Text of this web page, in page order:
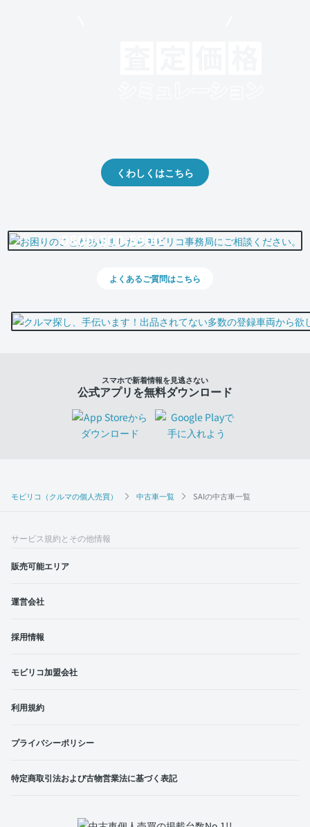
モビリコ（クルマの個人売買） 中古車一覧 SAIの中古車一覧
くわしくはこちら
0800-500-5500
よくあるご質問はこちら
スマホで新着情報を見逃さない
公式アプリを無料ダウンロード
サービス規約とその他情報
販売可能エリア
運営会社
採用情報
モビリコ加盟会社
利用規約
プライバシーポリシー
特定商取引法および古物営業法に基づく表記